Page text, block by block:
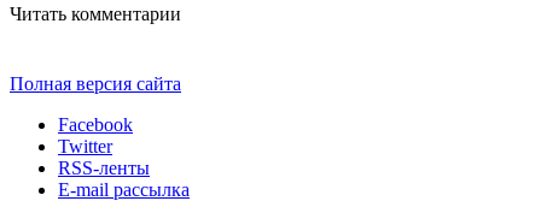
Читать комментарии
Полная версия сайта
Facebook
Twitter
RSS-ленты
E-mail рассылка